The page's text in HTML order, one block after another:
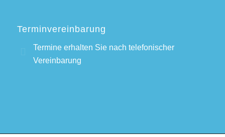
Terminvereinbarung
Termine erhalten Sie nach telefonischer
Vereinbarung